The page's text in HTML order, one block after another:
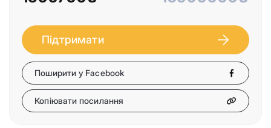
Підтримати
Поширити у Facebook
Копіювати посилання